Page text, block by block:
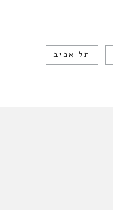
תל אביב